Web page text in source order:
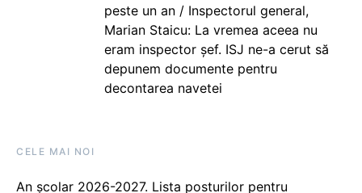
peste un an / Inspectorul general,
Marian Staicu: La vremea aceea nu
eram inspector șef. ISJ ne-a cerut să
depunem documente pentru
decontarea navetei
CELE MAI NOI
An școlar 2026-2027. Lista posturilor pentru